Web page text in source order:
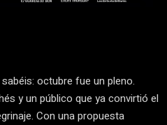
octubre fue un pleno.
y un público que ya convirtió el
Con una propuesta